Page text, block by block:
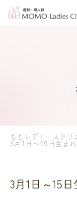
3月1日～15日生ま
3月1日～15